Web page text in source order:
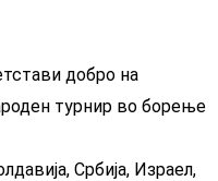
добро на
турнир во борење
Србија, Израел,